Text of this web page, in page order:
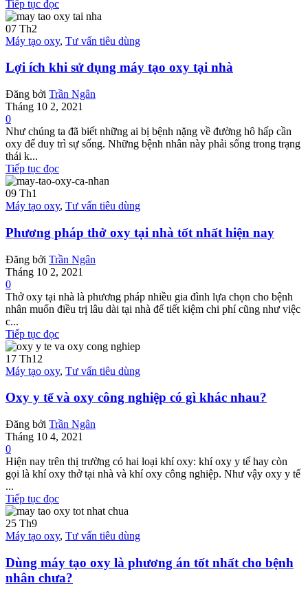
Tiếp tục đọc
07 Th2
Máy tạo oxy, Tư vấn tiêu dùng
Lợi ích khi sử dụng máy tạo oxy tại nhà
Đăng bởi Trần Ngân
Tháng 10 2, 2021
0
Như chúng ta đã biết những ai bị bệnh nặng về đường hô hấp cần
oxy để duy trì sự sống. Những bệnh nhân này phải sống trong trạng
thái k...
Tiếp tục đọc
09 Th1
Máy tạo oxy, Tư vấn tiêu dùng
Phương pháp thở oxy tại nhà tốt nhất hiện nay
Đăng bởi Trần Ngân
Tháng 10 2, 2021
0
Thở oxy tại nhà là phương pháp nhiều gia đình lựa chọn cho bệnh
nhân muốn điều trị lâu dài tại nhà để tiết kiệm chi phí cũng như việc
c...
Tiếp tục đọc
17 Th12
Máy tạo oxy, Tư vấn tiêu dùng
Oxy y tế và oxy công nghiệp có gì khác nhau?
Đăng bởi Trần Ngân
Tháng 10 4, 2021
0
Hiện nay trên thị trường có hai loại khí oxy: khí oxy y tế hay còn
gọi là khí oxy thở tại nhà và khí oxy công nghiệp. Như vậy oxy y tế
...
Tiếp tục đọc
25 Th9
Máy tạo oxy, Tư vấn tiêu dùng
Dùng máy tạo oxy là phương án tốt nhất cho bệnh
nhân chưa?